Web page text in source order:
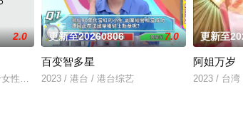
乐新闻，节目还会请嘉宾现场访谈！节目贴近年轻族群
2.0
女性类的电视娱乐节目，讨论各种女性感兴趣的话题——
更新至20260806 7.0
百变智多星
2023 / 港台 / 港台综艺
更新至
阿姐万岁
2023 / 台